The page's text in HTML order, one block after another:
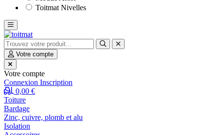
Toitmat Nivelles
Votre compte
Votre compte
Connexion Inscription
0,00 €
Toiture
Bardage
Zinc, cuivre, plomb et alu
Isolation